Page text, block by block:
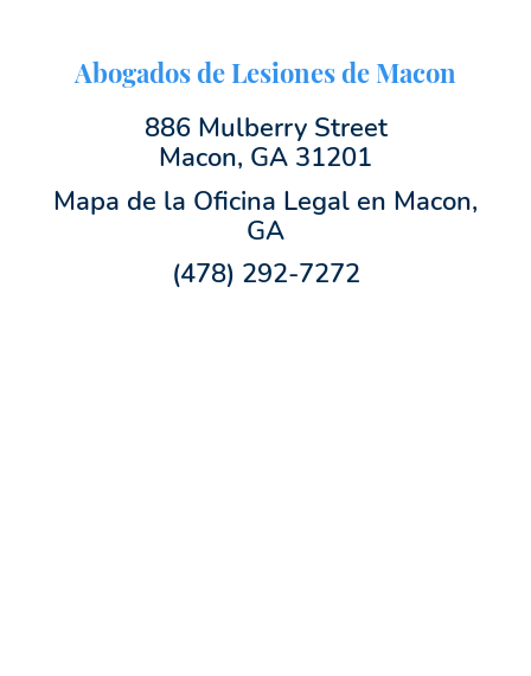
Abogados de Lesiones de Macon
886 Mulberry Street
Macon, GA 31201
Mapa de la Oficina Legal en Macon,
GA
(478) 292-7272